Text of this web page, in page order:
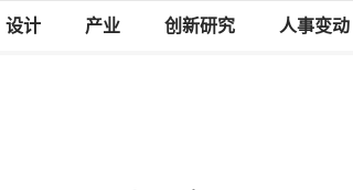
设计 产业 创新研究 人事变动